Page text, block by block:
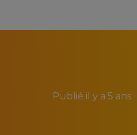
Publié il y a 5 ans